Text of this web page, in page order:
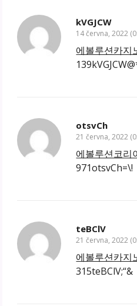
kVGJCW
14 června, 2022
에볼루션카지
otsvCh
21 června, 2022
에볼루션코리
971otsvCh=\!
teBClV
21 června, 2022
에볼루션카지
315teBClV;“&